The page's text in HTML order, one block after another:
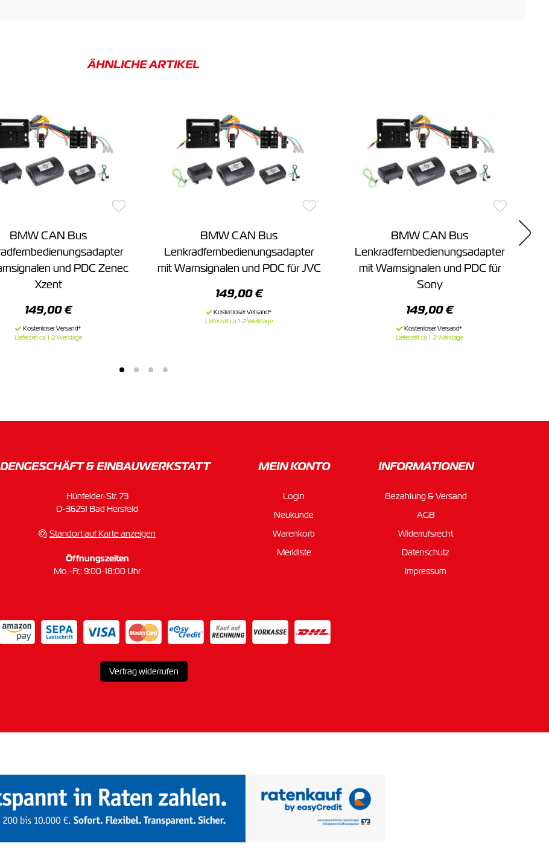
ÄHNLICHE ARTIKEL
BMW CAN Bus
und PDC Zenec
Xzent
149,00 €
Lieferzeit ca. 1-2 Werktage
BMW CAN Bus
Lenkradfernbedienungsadapter
mit Warnsignalen und PDC für JVC
149,00 €
Lieferzeit ca. 1-2 Werktage
BMW CAN Bus
Lenkradfernbedienungsadapter
mit Warnsignalen und PDC für
Sony
149,00 €
Lieferzeit ca. 1-2 Werktage
& EINBAU­WERKSTATT
Hünfelder-Str. 73
D-36251 Bad Hersfeld
Standort auf Karte anzeigen
Öffnungszeiten
Mo.-Fr.: 9:00-18:00 Uhr
MEIN KONTO
Login
Neukunde
Warenkorb
Merkliste
INFORMATIONEN
Bezahlung & Versand
AGB
Widerrufsrecht
Datenschutz
Impressum
Vertrag widerrufen